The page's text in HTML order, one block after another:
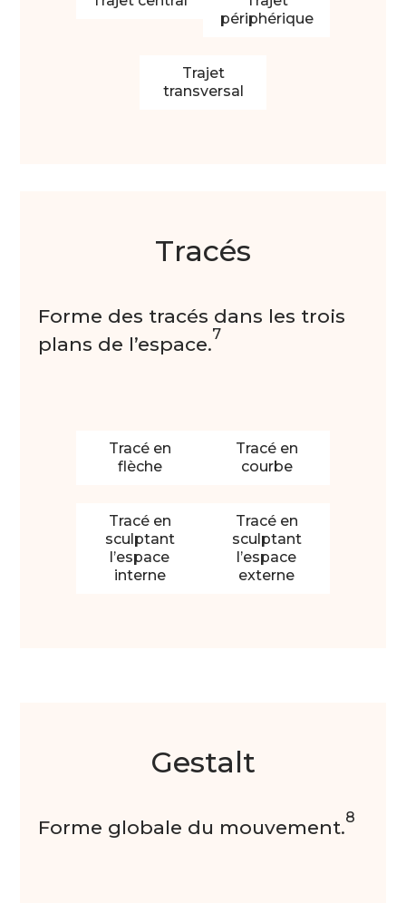
périphérique
Trajet
transversal
Tracés
Forme des tracés dans les trois
plans de l’espace.7
Tracé en
flèche
Tracé en
courbe
Tracé en
sculptant
l’espace
interne
Tracé en
sculptant
l’espace
externe
Gestalt
Forme globale du mouvement.8